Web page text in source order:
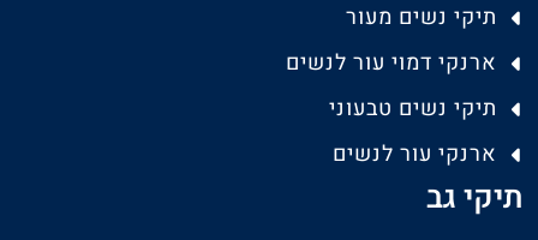
תיקי נשים מעור
ארנקי דמוי עור לנשים
תיקי נשים טבעוני
ארנקי עור לנשים
תיקי גב